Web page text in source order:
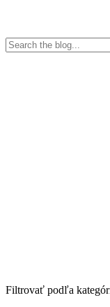
Filtrovať podľa